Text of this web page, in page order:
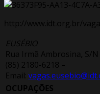
http://www.idt.org.br/
EUSÉBIO
Rua Irmã Ambrosina, S/
(85) 2180-6218 –
Email:
OCUPAÇÕES